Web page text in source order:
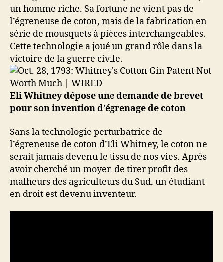
un homme riche. Sa fortune ne vient pas de
l’égreneuse de coton, mais de la fabrication en
série de mousquets à pièces interchangeables.
Cette technologie a joué un grand rôle dans la
victoire de la guerre civile.
Eli Whitney dépose une demande de brevet
pour son invention d’égrenage de coton
Sans la technologie perturbatrice de
l’égreneuse de coton d’Eli Whitney, le coton ne
serait jamais devenu le tissu de nos vies. Après
avoir cherché un moyen de tirer profit des
malheurs des agriculteurs du Sud, un étudiant
en droit est devenu inventeur.